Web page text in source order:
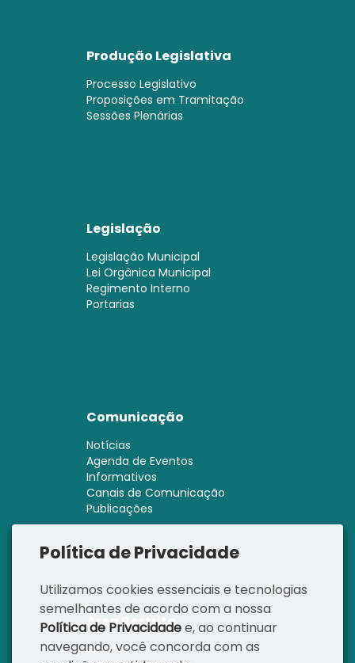
Produção Legislativa
Processo Legislativo
Proposições em Tramitação
Sessões Plenárias
Legislação
Legislação Municipal
Lei Orgânica Municipal
Regimento Interno
Portarias
Comunicação
Notícias
Agenda de Eventos
Informativos
Canais de Comunicação
Publicações
Área Restrita
Intranet
Política de Privacidade
Utilizamos cookies essenciais e tecnologias
semelhantes de acordo com a nossa
Política de Privacidadee, ao continuar
navegando, você concorda com as